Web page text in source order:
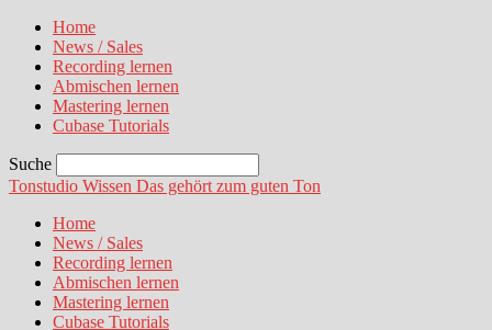
Home
News / Sales
Recording lernen
Abmischen lernen
Mastering lernen
Cubase Tutorials
Suche
Tonstudio Wissen Das gehört zum guten Ton
Home
News / Sales
Recording lernen
Abmischen lernen
Mastering lernen
Cubase Tutorials